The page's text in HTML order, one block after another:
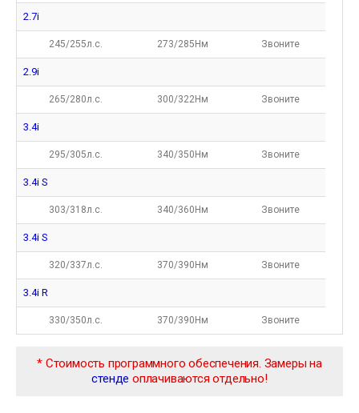
2.7i
245/255л.с. 273/285Нм Звоните
2.9i
265/280л.с. 300/322Нм Звоните
3.4i
295/305л.с. 340/350Нм Звоните
3.4i S
303/318л.с. 340/360Нм Звоните
3.4i S
320/337л.с. 370/390Нм Звоните
3.4i R
330/350л.с. 370/390Нм Звоните
* Стоимость программного обеспечения. Замеры на
стенде оплачиваются отдельно!